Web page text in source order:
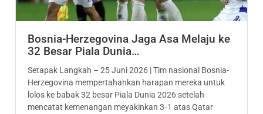
Bosnia-Herzegovina Jaga Asa Melaju ke
32 Besar Piala Dunia…
Setapak Langkah – 25 Juni 2026 | Tim nasional Bosnia-
Herzegovina mempertahankan harapan mereka untuk
lolos ke babak 32 besar Piala Dunia 2026 setelah
mencatat kemenangan meyakinkan 3‑1 atas Qatar